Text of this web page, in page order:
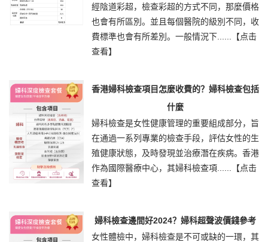
經陰道彩超，檢查彩超的方式不同，那麼價格
也會有所區別。並且每個醫院的級別不同，收
費標準也會有所差別。一般情況下......
【点击
查看】
香港婦科檢查項目怎麼收費的？婦科檢查包括
什麼
婦科檢查是女性健康管理的重要組成部分，旨
在通過一系列專業的檢查手段，評估女性的生
殖健康狀態，及時發現並治療潛在疾病。香港
作為國際醫療中心，其婦科檢查項......
【点击
查看】
婦科檢查邊間好2024？婦科超聲波價錢參考
女性體檢中，婦科檢查是不可或缺的一環，其